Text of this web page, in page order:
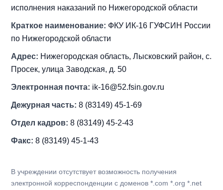
исполнения наказаний по Нижегородской области
Краткое наименование: ФКУ ИК-16 ГУФСИН России
по Нижегородской области
Адрес: Нижегородская область, Лысковский район, с.
Просек, улица Заводская, д. 50
Электронная почта: ik-16@52.fsin.gov.ru
Дежурная часть: 8 (83149) 45-1-69
Отдел кадров: 8 (83149) 45-2-43
Факс: 8 (83149) 45-1-43
В учреждении отсутствует возможность получения
электронной корреспонденции с доменов *.com *.org *.net